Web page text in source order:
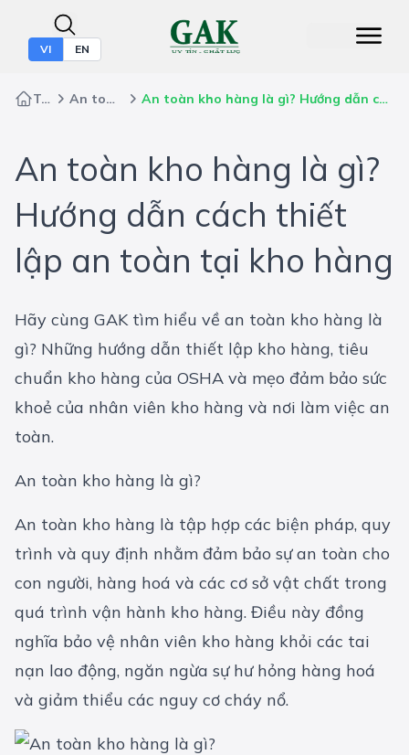
VI EN
Trang chủ An toàn lao động An toàn kho hàng là gì? Hướng dẫn cách thiết lập an toàn tại kho hàng
An toàn kho hàng là gì?
Hướng dẫn cách thiết
lập an toàn tại kho hàng
Hãy cùng GAK tìm hiểu về an toàn kho hàng là
gì? Những hướng dẫn thiết lập kho hàng, tiêu
chuẩn kho hàng của OSHA và mẹo đảm bảo sức
khoẻ của nhân viên kho hàng và nơi làm việc an
toàn.
An toàn kho hàng là gì?
An toàn kho hàng là tập hợp các biện pháp, quy
trình và quy định nhằm đảm bảo sự an toàn cho
con người, hàng hoá và các cơ sở vật chất trong
quá trình vận hành kho hàng. Điều này đồng
nghĩa bảo vệ nhân viên kho hàng khỏi các tai
nạn lao động, ngăn ngừa sự hư hỏng hàng hoá
và giảm thiểu các nguy cơ cháy nổ.